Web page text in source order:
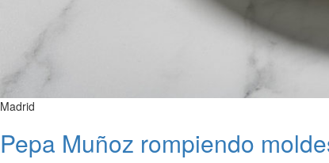
Madrid
Pepa Muñoz rompiendo